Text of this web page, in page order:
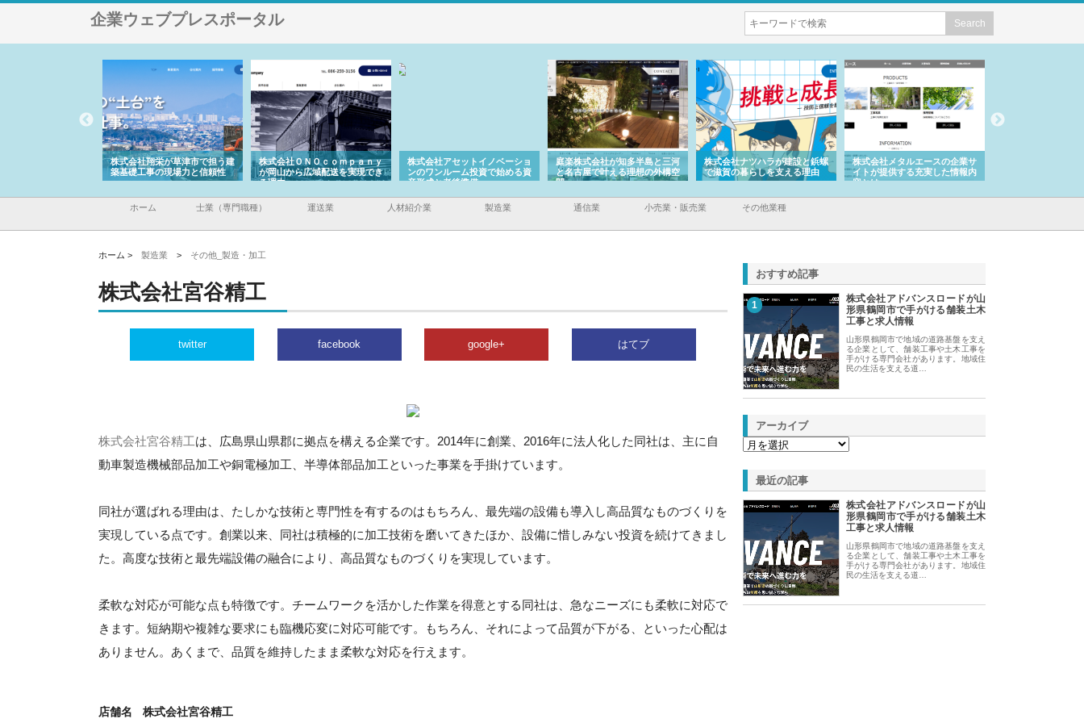
企業ウェブプレスポータル
株式会社翔栄が草津市で担う建
築基礎工事の現場力と信頼性
株式会社ＯＮＯｃｏｍｐａｎｙ
が岡山から広域配送を実現でき
る理由
株式会社アセットイノベーショ
ンのワンルーム投資で始める資
産形成と老後準備
庭楽株式会社が知多半島と三河
と名古屋で叶える理想の外構空
間
株式会社ナツハラが建設と鋲螺
で滋賀の暮らしを支える理由
株式会社メタルエースの企業サ
イトが提供する充実した情報内
容とは
ホーム 士業（専門職種） 運送業 人材紹介業 製造業 通信業 小売業・販売業 その他業種
ホーム > 製造業 > その他_製造・加工
株式会社宮谷精工
twitter facebook google+ はてブ
株式会社宮谷精工は、広島県山県郡に拠点を構える企業です。2014年に創業、2016年に法人化した同社は、主に自
動車製造機械部品加工や銅電極加工、半導体部品加工といった事業を手掛けています。
同社が選ばれる理由は、たしかな技術と専門性を有するのはもちろん、最先端の設備も導入し高品質なものづくりを
実現している点です。創業以来、同社は積極的に加工技術を磨いてきたほか、設備に惜しみない投資を続けてきまし
た。高度な技術と最先端設備の融合により、高品質なものづくりを実現しています。
柔軟な対応が可能な点も特徴です。チームワークを活かした作業を得意とする同社は、急なニーズにも柔軟に対応で
きます。短納期や複雑な要求にも臨機応変に対応可能です。もちろん、それによって品質が下がる、といった心配は
ありません。あくまで、品質を維持したまま柔軟な対応を行えます。
店舗名 株式会社宮谷精工
おすすめ記事
1
株式会社アドバンスロードが山
形県鶴岡市で手がける舗装土木
工事と求人情報
山形県鶴岡市で地域の道路基盤を支え
る企業として、舗装工事や土木工事を
手がける専門会社があります。地域住
民の生活を支える道…
アーカイブ
最近の記事
株式会社アドバンスロードが山
形県鶴岡市で手がける舗装土木
工事と求人情報
山形県鶴岡市で地域の道路基盤を支え
る企業として、舗装工事や土木工事を
手がける専門会社があります。地域住
民の生活を支える道…